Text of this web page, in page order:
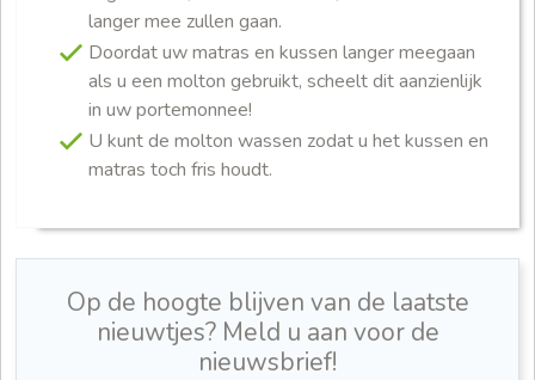
langer mee zullen gaan.
Doordat uw matras en kussen langer meegaan
als u een molton gebruikt, scheelt dit aanzienlijk
in uw portemonnee!
U kunt de molton wassen zodat u het kussen en
matras toch fris houdt.
Op de hoogte blijven van de laatste
nieuwtjes? Meld u aan voor de
nieuwsbrief!